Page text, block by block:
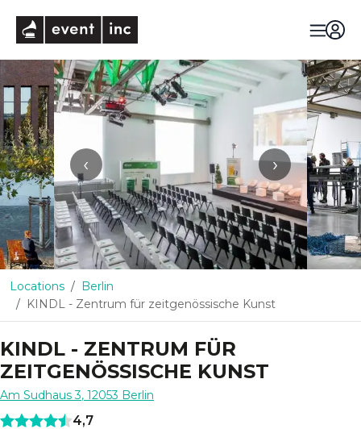
‹ ›
Locations
Berlin
KINDL - Zentrum für zeitgenössische Kunst
KINDL - ZENTRUM FÜR
ZEITGENÖSSISCHE KUNST
Am Sudhaus 3, 12053 Berlin
4,7